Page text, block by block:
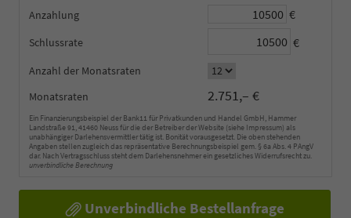
Anzahlung €
Schlussrate €
Anzahl der Monatsraten
Monatsraten
2.751,– €
Ein Finanzierungsbeispiel der Bank11 für Privatkunden und Handel GmbH, Hammer
Landstraße 91, 41460 Neuss für die der Betreiber der Website (siehe Impressum) als
unabhängiger Darlehensvermittler tätig ist. Bonität vorausgesetzt. Die oben stehenden
Angaben stellen zugleich das repräsentative Berechnungsbeispiel gem. § 6a Abs. 4 PAngV
dar. Nach Vertragsschluss steht dem Darlehensnehmer ein gesetzliches Widerrufsrecht zu.
unverbindliche Berechnung
Unverbindliche Bestellanfrage